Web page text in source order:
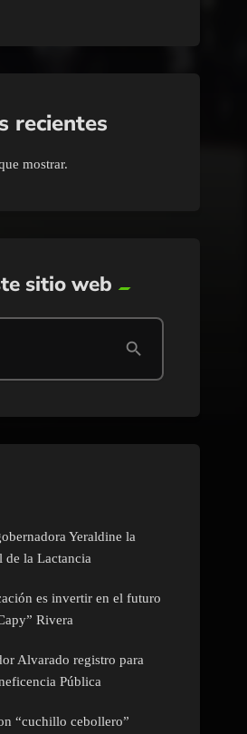
recientes
mostrar.
sitio web
search
Yeraldine la
de la Lactancia
es invertir en el futuro
Rivera
Alvarado registro para
Pública
“cuchillo cebollero”